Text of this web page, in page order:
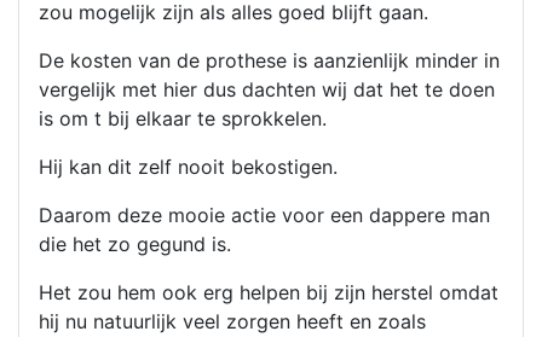
zou mogelijk zijn als alles goed blijft gaan.
De kosten van de prothese is aanzienlijk minder in
vergelijk met hier dus dachten wij dat het te doen
is om t bij elkaar te sprokkelen.
Hij kan dit zelf nooit bekostigen.
Daarom deze mooie actie voor een dappere man
die het zo gegund is.
Het zou hem ook erg helpen bij zijn herstel omdat
hij nu natuurlijk veel zorgen heeft en zoals